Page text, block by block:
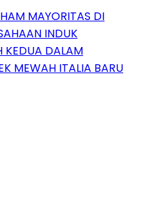
MAYORITAS DI
INDUK
KEDUA DALAM
MEWAH ITALIA BARU